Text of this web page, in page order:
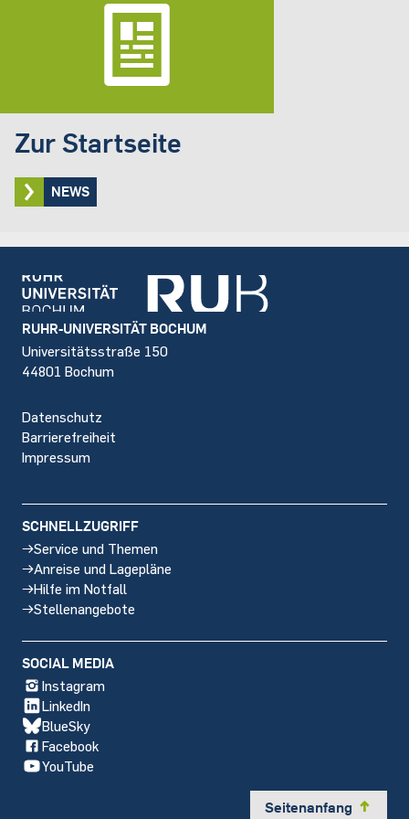
Zur Startseite
NEWS
Footer
RUHR-UNIVERSITÄT BOCHUM
Universitätsstraße 150
44801 Bochum
Datenschutz
Barrierefreiheit
Impressum
SCHNELLZUGRIFF
Service und Themen
Anreise und Lagepläne
Hilfe im Notfall
Stellenangebote
SOCIAL MEDIA
Instagram
LinkedIn
BlueSky
Facebook
YouTube
Seitenanfang y